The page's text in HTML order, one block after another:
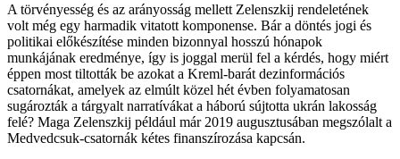
A törvényesség és az arányosság mellett Zelenszkij rendeletének
volt még egy harmadik vitatott komponense. Bár a döntés jogi és
politikai előkészítése minden bizonnyal hosszú hónapok
munkájának eredménye, így is joggal merül fel a kérdés, hogy miért
éppen most tiltották be azokat a Kreml-barát dezinformációs
csatornákat, amelyek az elmúlt közel hét évben folyamatosan
sugározták a tárgyalt narratívákat a háború sújtotta ukrán lakosság
felé? Maga Zelenszkij például már 2019 augusztusában megszólalt a
Medvedcsuk-csatornák kétes finanszírozása kapcsán.